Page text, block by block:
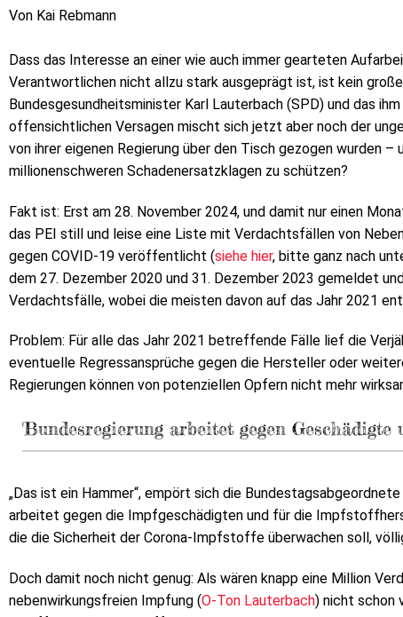
Von Kai Rebmann
Dass das Interesse an einer wie auch immer gearteten
Verantwortlichen nicht allzu stark ausgeprägt ist, ist kein
Bundesgesundheitsminister Karl Lauterbach (SPD) und das
offensichtlichen Versagen mischt sich jetzt aber noch der
von ihrer eigenen Regierung über den Tisch gezogen
millionenschweren Schadenersatzklagen zu schützen?
Fakt ist: Erst am 28. November 2024, und damit nur einen
das PEI still und leise eine Liste mit Verdachtsfällen von
gegen COVID-19 veröffentlicht (siehe hier, bitte ganz nach
dem 27. Dezember 2020 und 31. Dezember 2023 gemeldet
Verdachtsfälle, wobei die meisten davon auf das Jahr 2021
Problem: Für alle das Jahr 2021 betreffende Fälle lief die
eventuelle Regressansprüche gegen die Hersteller oder
Regierungen können von potenziellen Opfern nicht mehr
'Bundesregierung arbeitet gegen
„Das ist ein Hammer“, empört sich die
arbeitet gegen die Impfgeschädigten und für die
die die Sicherheit der Corona-Impfstoffe überwachen soll,
Doch damit noch nicht genug: Als wären knapp eine Million
nebenwirkungsfreien Impfung (O-Ton Lauterbach) nicht schon